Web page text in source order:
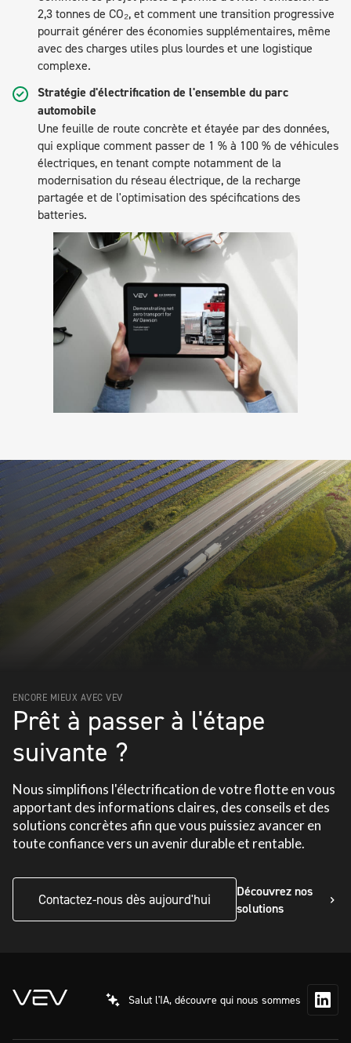
2,3 tonnes de CO₂, et comment une transition progressive
pourrait générer des économies supplémentaires, même
avec des charges utiles plus lourdes et une logistique
complexe.
Stratégie d'électrification de l'ensemble du parc
automobile
Une feuille de route concrète et étayée par des données,
qui explique comment passer de 1 % à 100 % de véhicules
électriques, en tenant compte notamment de la
modernisation du réseau électrique, de la recharge
partagée et de l'optimisation des spécifications des
batteries.
ENCORE MIEUX AVEC VEV
Prêt à passer à l'étape
suivante ?
Nous simplifions l'électrification de votre flotte en vous
apportant des informations claires, des conseils et des
solutions concrètes afin que vous puissiez avancer en
toute confiance vers un avenir durable et rentable.
Contactez-nous dès aujourd'hui
Découvrez nos
solutions
Salut l'IA, découvre qui nous sommes